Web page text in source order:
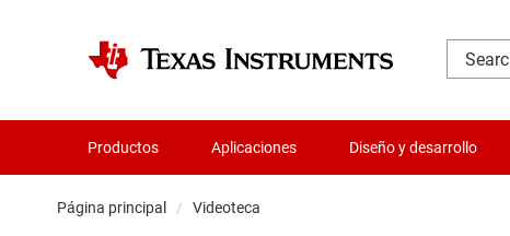
Productos Aplicaciones Diseño y desarrollo
Página principal Videoteca